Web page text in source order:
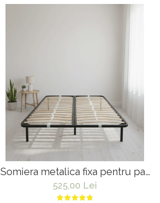
Somiera metalica fixa pentru pat
dublu 180x200, 6 picioare, 32
lamele lemn fag, benzi textile,
525,00 Lei